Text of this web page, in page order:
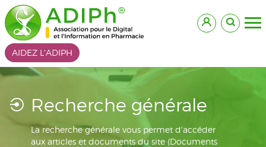
AIDEZ L'ADIPH
Recherche générale
La recherche générale vous permet d'accéder
aux articles et documents du site (Documents